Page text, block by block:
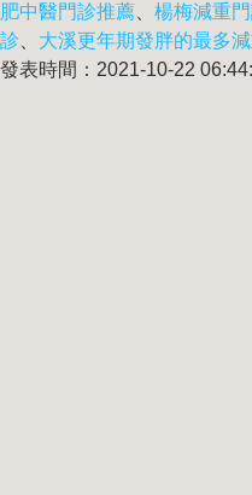
肥中醫門診推薦
楊梅減重
診
大溪更年期發胖的最多
發表時間：2021-10-22